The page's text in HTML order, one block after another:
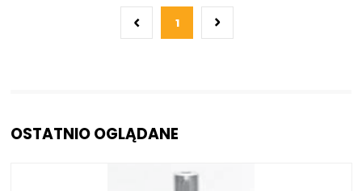
1
OSTATNIO OGLĄDANE